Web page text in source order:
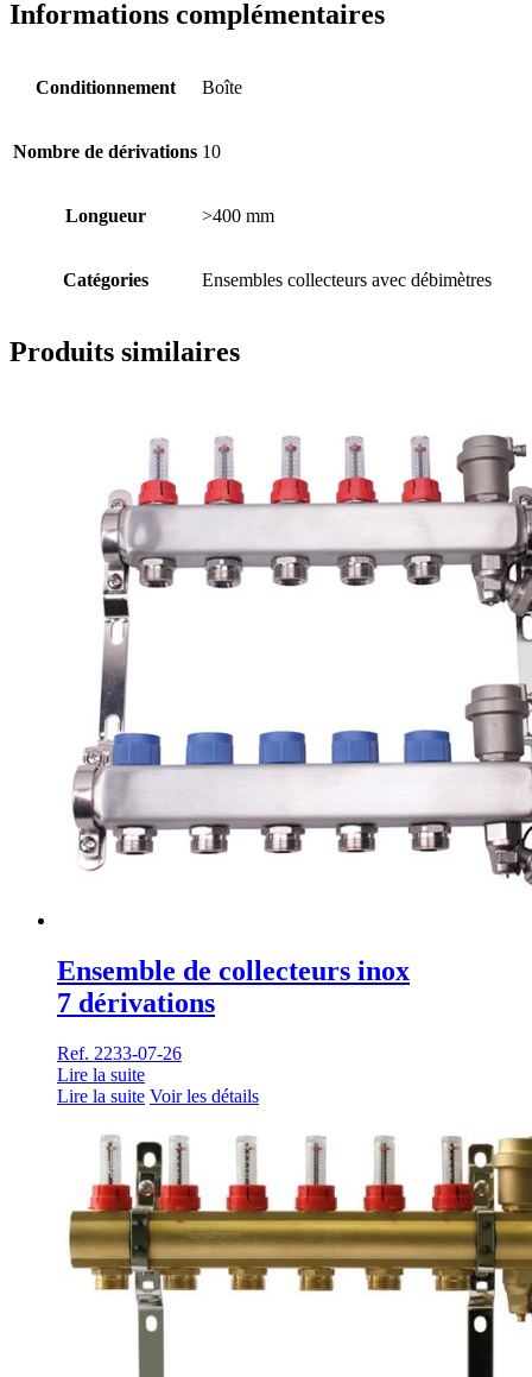
Informations complémentaires
Conditionnement Boîte
Nombre de dérivations 10
Longueur >400 mm
Catégories Ensembles collecteurs avec débimètres
Produits similaires
Ensemble de collecteurs inox
7 dérivations
Ref. 2233-07-26
Lire la suite
Lire la suite Voir les détails